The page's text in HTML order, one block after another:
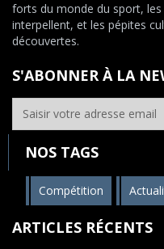
forts du monde du sport,
interpellent, et les pépites
découvertes.
S'ABONNER À LA
NOS TAGS
Compétition
ARTICLES RÉCENTS